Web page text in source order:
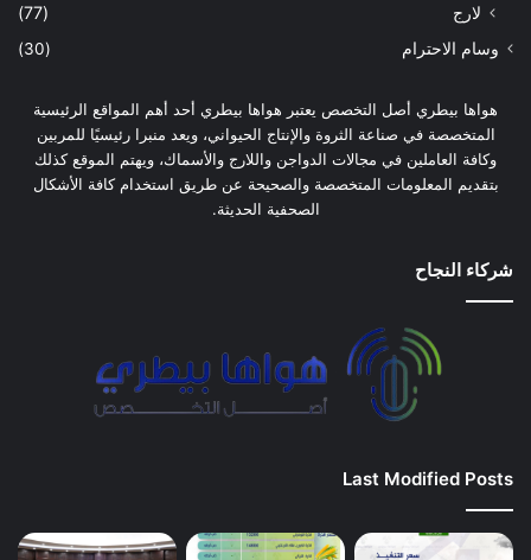
لارج
(77)
وسام الاحترام (30)
هواها بيطري أصل التخصص يعتبر هواها بيطري أحد أهم المواقع الرئيسية
المتخصصة في صناعة الثروة والإنتاج الحيواني، ويعد منبرا رئيسيًا للمربين
وكافة العاملين في مجالات الدواجن واللارج والأسماك، ويهتم الموقع كذلك
بتقديم المعلومات المتخصصة والصحيحة عن طريق استخدام كافة الأشكال
الصحفية الحديثة.
شركاء النجاح
Last Modified Posts